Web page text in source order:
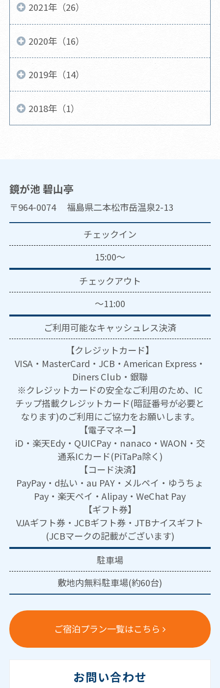
2021年（26）
2020年（16）
2019年（14）
2018年（1）
鏡が池 碧山亭
〒964-0074 福島県二本松市岳温泉2-13
チェックイン
15:00～
チェックアウト
～11:00
ご利用可能なキャッシュレス決済
【クレジットカード】
VISA・MasterCard・JCB・American Express・
Diners Club・銀聯
※クレジットカードの安全なご利用のため、IC
チップ搭載クレジットカード(暗証番号が必要と
なります)のご利用にご協力をお願いします。
【電子マネー】
iD・楽天Edy・QUICPay・nanaco・WAON・交
通系ICカード(PiTaPa除く)
【コード決済】
PayPay・d払い・au PAY・メルペイ・ゆうちょ
Pay・楽天ペイ・Alipay・WeChat Pay
【ギフト券】
VJAギフト券・JCBギフト券・JTBナイスギフト
(JCBマークの記載がございます)
駐車場
敷地内無料駐車場(約60台)
ご宿泊プラン一覧はこちら
お問い合わせ